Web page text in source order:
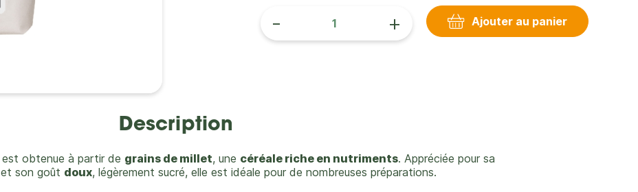
- + Ajouter au panier
Description
est obtenue à partir de grains de millet, une céréale riche en nutriments. Appréciée pour sa
et son goût doux, légèrement sucré, elle est idéale pour de nombreuses préparations.